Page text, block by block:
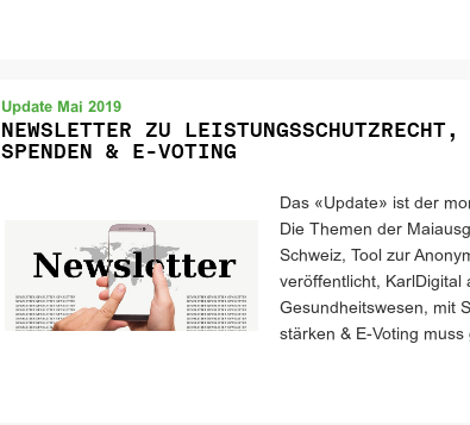
Update Mai 2019
NEWSLETTER ZU
SPENDEN & E-VOTING
Das «Update» ist der
Die Themen der
Schweiz, Tool zur
veröffentlicht, KarlDigital
Gesundheitswesen, mit
stärken & E-Voting